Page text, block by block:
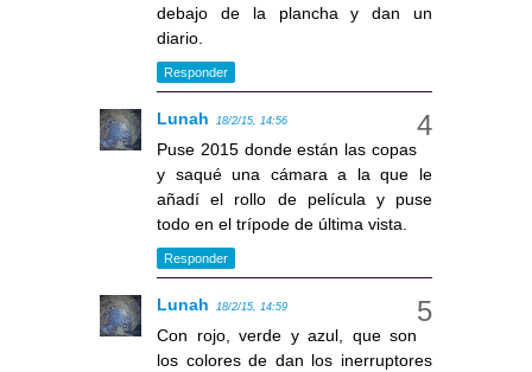
debajo de la plancha y dan un
diario.
Responder
Lunah 18/2/15, 14:56
Puse 2015 donde están las copas
y saqué una cámara a la que le
añadí el rollo de película y puse
todo en el trípode de última vista.
Responder
Lunah 18/2/15, 14:59
Con rojo, verde y azul, que son
los colores de dan los inerruptores